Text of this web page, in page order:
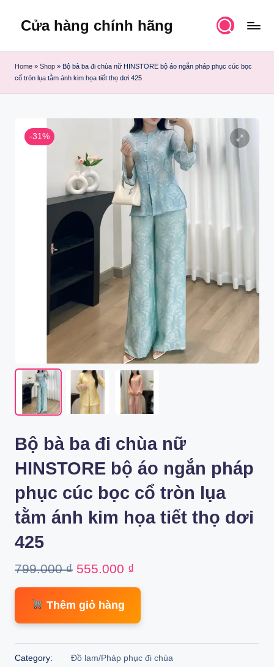
Cửa hàng chính hãng
Home » Shop » Bộ bà ba đi chùa nữ HINSTORE bộ áo ngắn pháp phục cúc bọc
cổ tròn lụa tằm ánh kim họa tiết thọ dơi 425
-31%
Bộ bà ba đi chùa nữ
HINSTORE bộ áo ngắn pháp
phục cúc bọc cổ tròn lụa
tằm ánh kim họa tiết thọ dơi
425
799.000₫ Original
price
was:
555.000 ₫
price
Thêm giỏ hàng
Category:
Đồ lam/Pháp phục đi chùa